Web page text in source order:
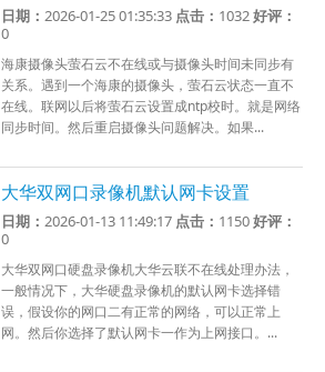
日期：2026-01-25 01:35:33 点击： 1032好评：
0
海康摄像头萤石云不在线或与摄像头时间未同步有
关系。遇到一个海康的摄像头，萤石云状态一直不
在线。联网以后将萤石云设置成ntp校时。就是网络
同步时间。然后重启摄像头问题解决。如果...
大华双网口录像机默认网卡设置
日期：2026-01-13 11:49:17 点击： 1150好评：
0
大华双网口硬盘录像机大华云联不在线处理办法，
一般情况下，大华硬盘录像机的默认网卡选择错
误，假设你的网口二有正常的网络，可以正常上
网。然后你选择了默认网卡一作为上网接口。...